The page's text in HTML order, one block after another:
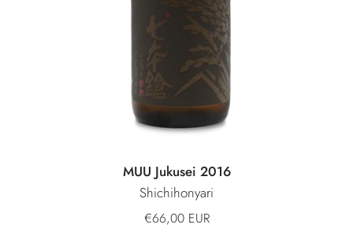
MUU Jukusei 2016
Shichihonyari
€66,00 EUR